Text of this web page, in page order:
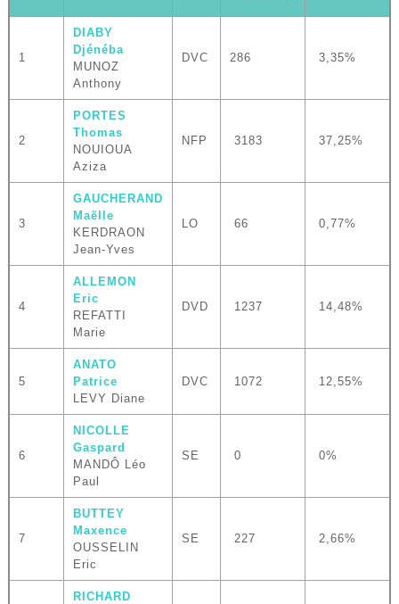
1
DIABY
Djénéba
MUNOZ
Anthony
DVC 286 3,35%
2
PORTES
Thomas
NOUIOUA
Aziza
NFP 3183 37,25%
3
GAUCHERAND
Maëlle
KERDRAON
Jean-Yves
LO 66 0,77%
4
ALLEMON
Eric
REFATTI
Marie
DVD 1237 14,48%
5
ANATO
Patrice
LEVY Diane
DVC 1072 12,55%
6
NICOLLE
Gaspard
MANDÔ Léo
Paul
SE 0 0%
7
BUTTEY
Maxence
OUSSELIN
Eric
SE 227 2,66%
RICHARD